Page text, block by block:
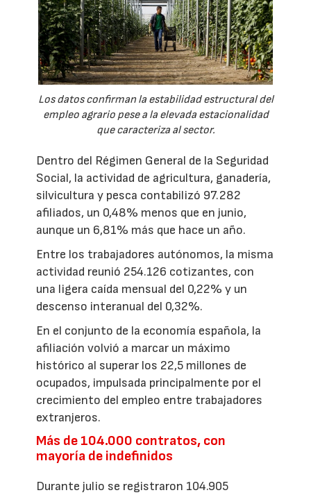
Los datos confirman la estabilidad estructural del
empleo agrario pese a la elevada estacionalidad
que caracteriza al sector.
Dentro del Régimen General de la Seguridad
Social, la actividad de agricultura, ganadería,
silvicultura y pesca contabilizó 97.282
afiliados, un 0,48% menos que en junio,
aunque un 6,81% más que hace un año.
Entre los trabajadores autónomos, la misma
actividad reunió 254.126 cotizantes, con
una ligera caída mensual del 0,22% y un
descenso interanual del 0,32%.
En el conjunto de la economía española, la
afiliación volvió a marcar un máximo
histórico al superar los 22,5 millones de
ocupados, impulsada principalmente por el
crecimiento del empleo entre trabajadores
extranjeros.
Más de 104.000 contratos, con
mayoría de indefinidos
Durante julio se registraron 104.905